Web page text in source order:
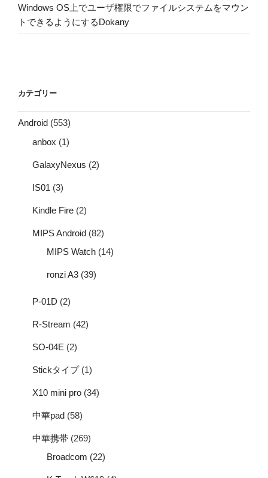
Windows OS上でユーザ権限でファイルシステムをマウン
トできるようにするDokany
カテゴリー
Android (553)
anbox (1)
GalaxyNexus (2)
IS01 (3)
Kindle Fire (2)
MIPS Android (82)
MIPS Watch (14)
ronzi A3 (39)
P-01D (2)
R-Stream (42)
SO-04E (2)
Stickタイプ(1)
X10 mini pro (34)
中華pad (58)
中華携帯 (269)
Broadcom (22)